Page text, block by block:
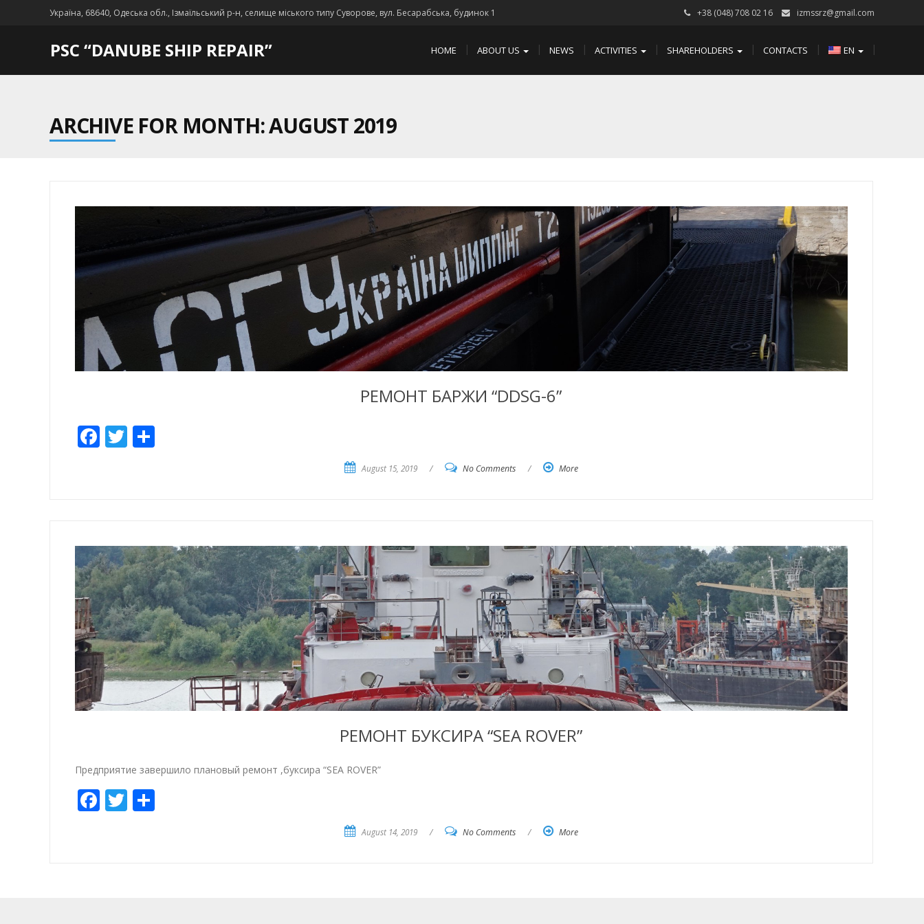
Україна, 68640, Одеська обл., Ізмаїльський р-н, селище міського типу Суворове, вул. Бесарабська, будинок 1 +38 (048) 708 02 16 izmssrz@gmail.com
PSC “DANUBE SHIP REPAIR” HOME ABOUT US NEWS ACTIVITIES SHAREHOLDERS CONTACTS EN
ARCHIVE FOR MONTH: AUGUST 2019
РЕМОНТ БАРЖИ “DDSG-6”
Facebook
Twitter
Share
August 15, 2019 / No Comments / More
РЕМОНТ БУКСИРА “SEA ROVER”
Предприятие завершило плановый ремонт ,буксира “SEA ROVER”
Facebook
Twitter
Share
August 14, 2019 / No Comments / More